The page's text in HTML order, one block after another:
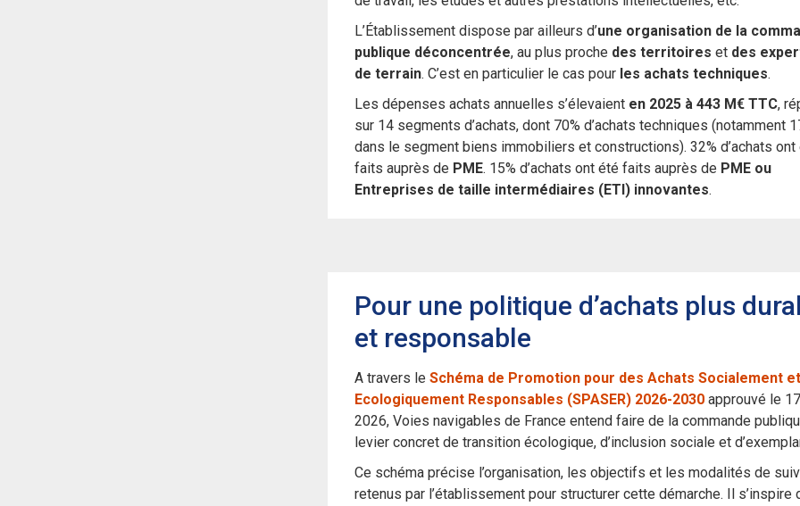
L’Établissement dispose par ailleurs d’une organisation de la
publique déconcentrée, au plus proche des territoires et des
de terrain. C’est en particulier le cas pour les achats techniques.
Les dépenses achats annuelles s’élevaient en 2025 à 443 M€ TTC,
sur 14 segments d’achats, dont 70% d’achats techniques (notamment
dans le segment biens immobiliers et constructions). 32% d’achats ont
faits auprès de PME. 15% d’achats ont été faits auprès de PME ou
Entreprises de taille intermédiaires (ETI) innovantes.
Pour une politique d’achats plus
et responsable
A travers le Schéma de Promotion pour des Achats Socialement et
Ecologiquement Responsables (SPASER) 2026-2030 approuvé le
2026, Voies navigables de France entend faire de la commande
levier concret de transition écologique, d’inclusion sociale et
Ce schéma précise l’organisation, les objectifs et les modalités de
retenus par l’établissement pour structurer cette démarche. Il s’inspire